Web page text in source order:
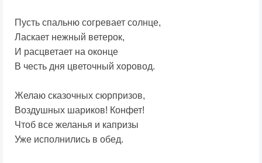
Пусть спальню согревает солнце,
Ласкает нежный ветерок,
И расцветает на оконце
В честь дня цветочный хоровод.
Желаю сказочных сюрпризов,
Воздушных шариков! Конфет!
Чтоб все желанья и капризы
Уже исполнились в обед.